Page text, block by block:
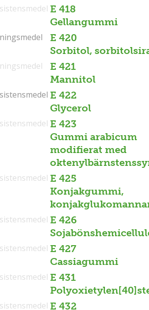
E 418
Gellangummi
E 420
Sorbitol,
E 421
Mannitol
E 422
Glycerol
E 423
Gummi arabicum
modifierat med
E 425
Konjakgummi,
E 426
E 427
Cassiagummi
E 431
E 432